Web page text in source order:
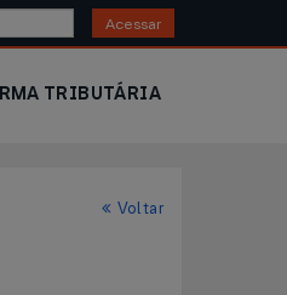
Acessar
TRIBUTÁRIA
Voltar